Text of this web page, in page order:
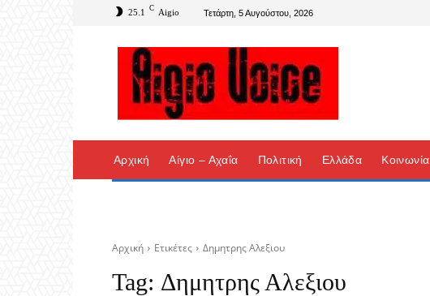
25.1 C Aigio Τετάρτη, 5 Αυγούστου, 2026
Αρχική Αίγιο – Αχαΐα Πολιτική Ελλάδα Κοινωνία
Αρχική Ετικέτες Δημητρης Αλεξιου
Tag: Δημητρης Αλεξιου